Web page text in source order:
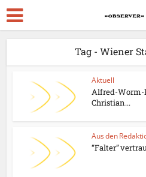
Tag - Wiener
Aktuell
Alfred-Worm-
Christian...
Aus den
“Falter”